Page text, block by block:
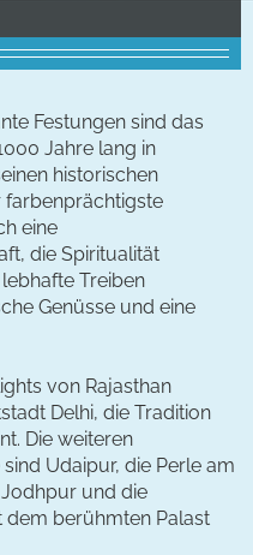
Festungen sind das
Jahre lang in
historischen
farbenprächtigste
eine
die Spiritualität
Treiben
Genüsse und eine
von Rajasthan
Delhi, die Tradition
Die weiteren
Udaipur, die Perle am
Jodhpur und die
dem berühmten Palast